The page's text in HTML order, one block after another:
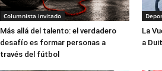
Columnista invitado
Más allá del talento: el verdadero
desafío es formar personas a
través del fútbol
La
a